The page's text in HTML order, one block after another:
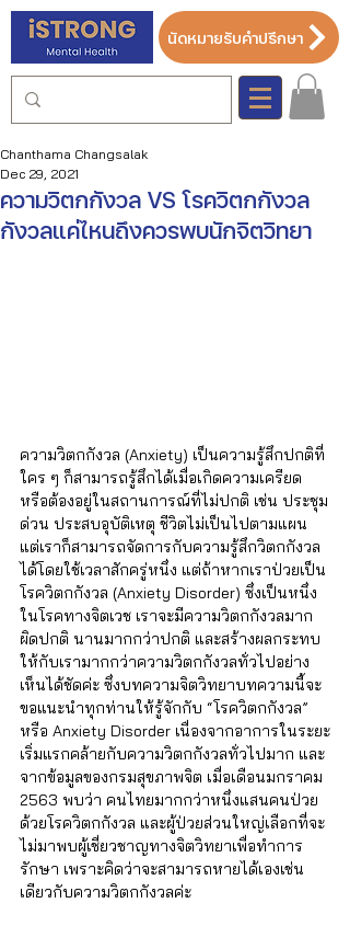
นัดหมายรับคำปรึกษา
ความวิตกกังวล VS โรควิตกกังวล
กังวลแค่ไหนถึงควรพบนักจิตวิทยา
Chanthama Changsalak
Dec 29, 2021
ความวิตกกังวล (Anxiety) เป็นความรู้สึกปกติที่
ใคร ๆ ก็สามารถรู้สึกได้เมื่อเกิดความเครียด
หรือต้องอยู่ในสถานการณ์ที่ไม่ปกติ เช่น ประชุม
ด่วน ประสบอุบัติเหตุ ชีวิตไม่เป็นไปตามแผน
แต่เราก็สามารถจัดการกับความรู้สึกวิตกกังวล
ได้โดยใช้เวลาสักครู่หนึ่ง แต่ถ้าหากเราป่วยเป็น
โรควิตกกังวล (Anxiety Disorder) ซึ่งเป็นหนึ่ง
ในโรคทางจิตเวช เราจะมีความวิตกกังวลมาก
ผิดปกติ นานมากกว่าปกติ และสร้างผลกระทบ
ให้กับเรามากกว่าความวิตกกังวลทั่วไปอย่าง
เห็นได้ชัดค่ะ ซึ่งบทความจิตวิทยาบทความนี้จะ
ขอแนะนำทุกท่านให้รู้จักกับ “โรควิตกกังวล”
หรือ Anxiety Disorder เนื่องจากอาการในระยะ
เริ่มแรกคล้ายกับความวิตกกังวลทั่วไปมาก และ
จากข้อมูลของกรมสุขภาพจิต เมื่อเดือนมกราคม
2563 พบว่า คนไทยมากกว่าหนึ่งแสนคนป่วย
ด้วยโรควิตกกังวล และผู้ป่วยส่วนใหญ่เลือกที่จะ
ไม่มาพบผู้เชี่ยวชาญทางจิตวิทยาเพื่อทำการ
รักษา เพราะคิดว่าจะสามารถหายได้เองเช่น
เดียวกับความวิตกกังวลค่ะ